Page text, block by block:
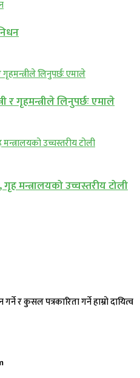
र गृहमन्त्रीले लिनुपर्छः एमाले
मन्त्रालयको उच्चस्तरीय टोली
र कुसल पत्रकारिता गर्ने हाम्रो दायित्व